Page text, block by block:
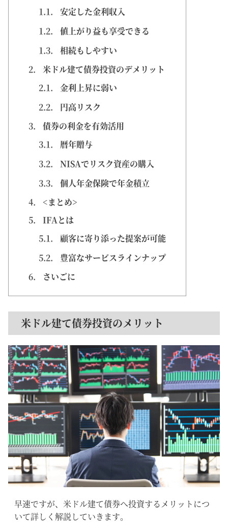
1.1.
安定した金利収入
1.2.
値上がり益も享受できる
1.3.
相続もしやすい
2.
米ドル建て債券投資のデメリット
2.1.
金利上昇に弱い
2.2.
円高リスク
3.
債券の利金を有効活用
3.1.
暦年贈与
3.2.
NISAでリスク資産の購入
3.3.
個人年金保険で年金積立
4.
<まとめ>
5.
IFAとは
5.1.
顧客に寄り添った提案が可能
5.2.
豊富なサービスラインナップ
6.
さいごに
米ドル建て債券投資のメリット
早速ですが、米ドル建て債券へ投資するメリットにつ
いて詳しく解説していきます。